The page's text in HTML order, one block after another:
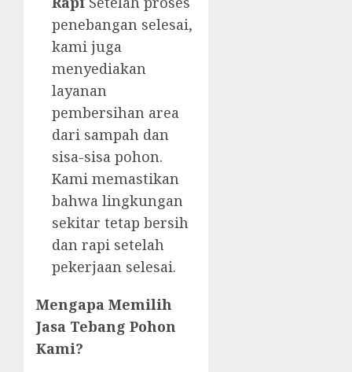
penebangan selesai,
kami juga
menyediakan
layanan
pembersihan area
dari sampah dan
sisa-sisa pohon.
Kami memastikan
bahwa lingkungan
sekitar tetap bersih
dan rapi setelah
pekerjaan selesai.
Mengapa Memilih
Jasa Tebang Pohon
Kami?